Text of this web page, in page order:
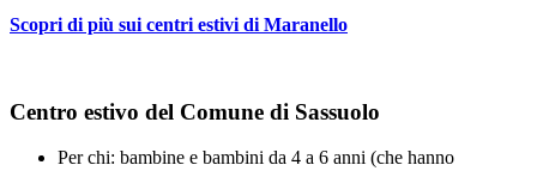
Scopri di più sui centri estivi di Maranello
Centro estivo del Comune di Sassuolo
Per chi: bambine e bambini da 4 a 6 anni (che hanno